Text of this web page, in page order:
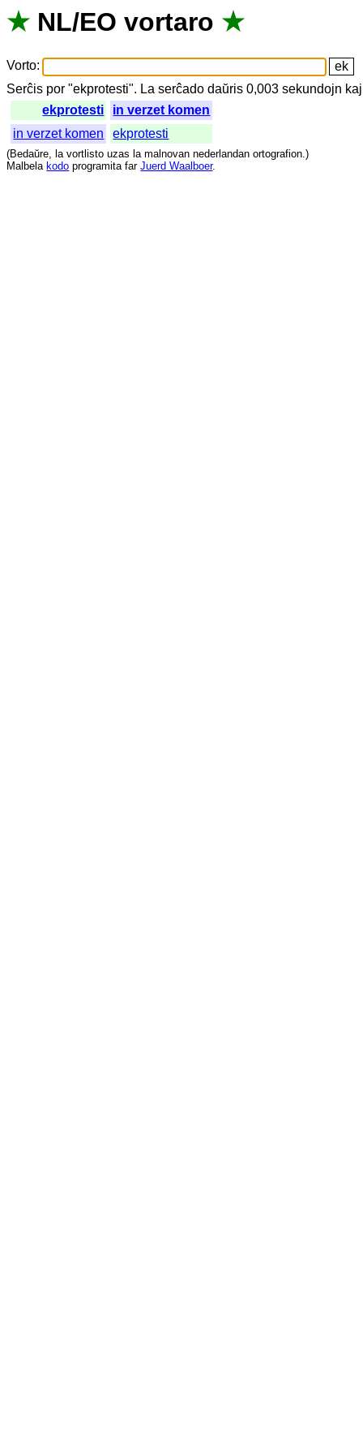
★ NL/EO vortaro ★
Vorto:
Serĉis por "ekprotesti". La serĉado daŭris 0,003sekundojn kaj
ekprotesti
in verzet komen
in verzet komen
ekprotesti
(Bedaŭre, la vortlisto uzas la malnovan nederlandan ortografion.)
Malbela kodo programita far Juerd Waalboer.